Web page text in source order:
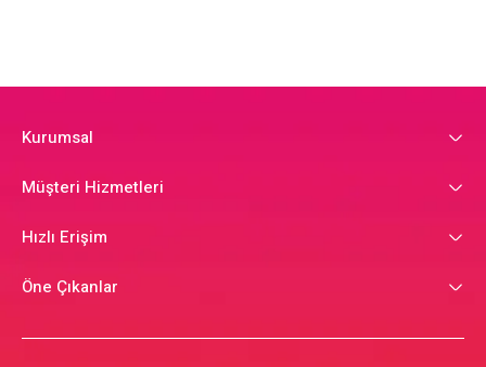
Kurumsal
Müşteri Hizmetleri
Hızlı Erişim
Öne Çıkanlar